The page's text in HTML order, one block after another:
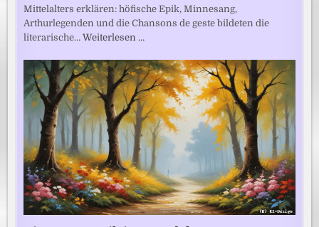
Mittelalters erklären: höfische Epik, Minnesang,
Arthurlegenden und die Chansons de geste bildeten die
literarische…Weiterlesen …